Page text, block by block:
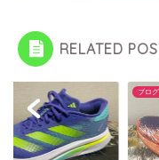
RELATED
ブログ